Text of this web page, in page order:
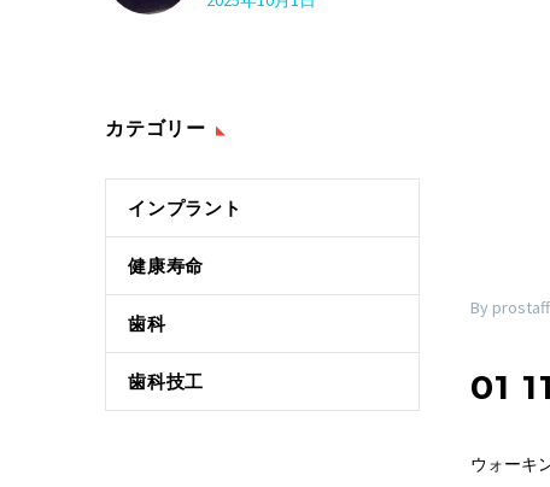
By prostaff
01
ウォーキ
カテゴリー
インプラント
健康寿命
歯科
歯科技工